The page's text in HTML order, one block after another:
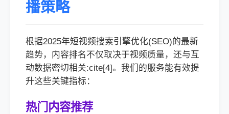
播策略
根据2025年短视频搜索引擎优化(SEO)的最新
趋势，内容排名不仅取决于视频质量，还与互
动数据密切相关:cite[4]。我们的服务能有效提
升这些关键指标：
热门内容推荐